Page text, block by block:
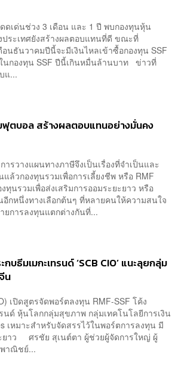
ดเด่นช่วง 3 เดือน และ 1 ปี พบกองทุนหุ้น
ระเทศยังสร้างผลตอบแทนที่ดี ขณะที่
อนธันวาคมปีนี้จะมีเงินไหลเข้าซื้อกองทุน SSF
กองทุน SSF ปีนี้เกินหมื่นล้านบาท ข่าวที่
แ...
ฟุตบอล สร้างผลตอบแทนอย่างมั่นคง
รวางแผนทางภาษีจึงเป็นเรื่องที่จำเป็นและ
วกองทุนรวมเพื่อการเลี้ยงชีพ หรือ RMF
ทุนรวมเพื่อส่งเสริมการออมระยะยาว หรือ
อีกหนึ่งทางเลือกต้นๆ ที่หลายคนให้ความสนใจ
ยการลงทุนแตกต่างกันที่...
ธีมเมกะเทรนด์ ‘SCB CIO’ แนะลุยกลุ่ม
น
เปิดสูตรจัดพอร์ตลงทุน RMF-SSF โค้ง
ด์ หุ้นโลกกลุ่มสุขภาพ กลุ่มเทคโนโลยีการเงิน
เหมาะสำหรับจัดสรรไว้ในพอร์ตการลงทุน มี
ยาว ศรชัย สุเนต์ตา ผู้ช่วยผู้จัดการใหญ่ ผู้
พาณิชย์...